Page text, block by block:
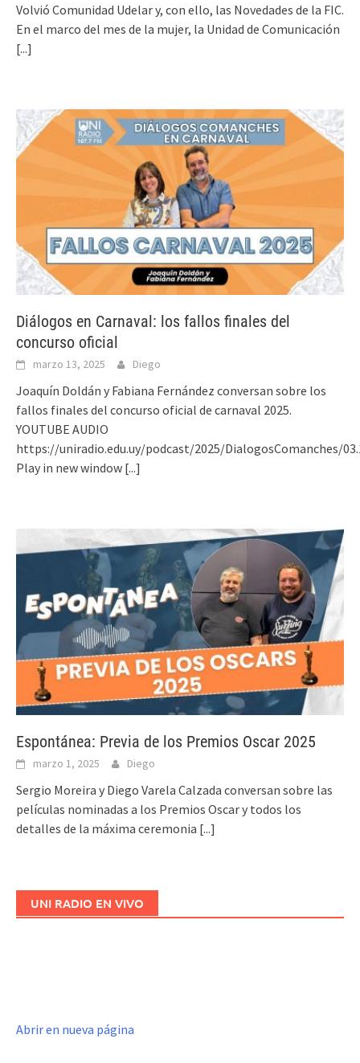
Volvió Comunidad Udelar y, con ello, las Novedades de la FIC.
En el marco del mes de la mujer, la Unidad de Comunicación
[...]
Diálogos en Carnaval: los fallos finales del
concurso oficial
marzo 13, 2025 Diego
Joaquín Doldán y Fabiana Fernández conversan sobre los
fallos finales del concurso oficial de carnaval 2025.
YOUTUBE AUDIO
https://uniradio.edu.uy/podcast/2025/DialogosComanches/
Play in new window [...]
Espontánea: Previa de los Premios Oscar 2025
marzo 1, 2025 Diego
Sergio Moreira y Diego Varela Calzada conversan sobre las
películas nominadas a los Premios Oscar y todos los
detalles de la máxima ceremonia [...]
UNI RADIO EN VIVO
Abrir en nueva página